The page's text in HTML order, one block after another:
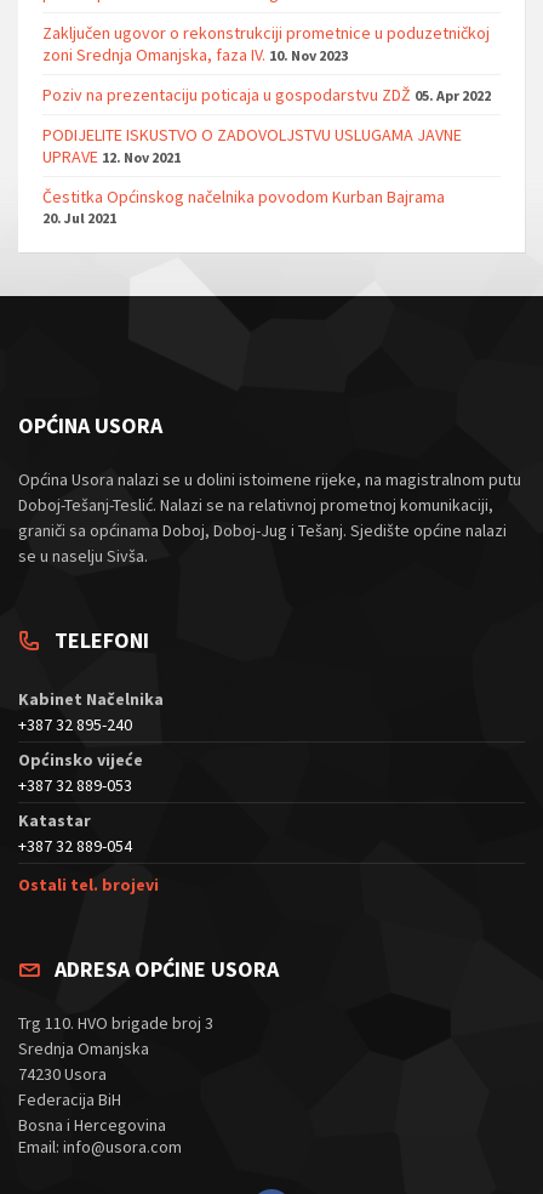
Zaključen ugovor o rekonstrukciji prometnice u poduzetničkoj
zoni Srednja Omanjska, faza IV. 10. Nov 2023
Poziv na prezentaciju poticaja u gospodarstvu ZDŽ 05. Apr 2022
PODIJELITE ISKUSTVO O ZADOVOLJSTVU USLUGAMA JAVNE
UPRAVE 12. Nov 2021
Čestitka Općinskog načelnika povodom Kurban Bajrama
20. Jul 2021
OPĆINA USORA
Općina Usora nalazi se u dolini istoimene rijeke, na magistralnom putu
Doboj-Tešanj-Teslić. Nalazi se na relativnoj prometnoj komunikaciji,
graniči sa općinama Doboj, Doboj-Jug i Tešanj. Sjedište općine nalazi
se u naselju Sivša.
TELEFONI
Kabinet Načelnika
+387 32 895-240
Općinsko vijeće
+387 32 889-053
Katastar
+387 32 889-054
Ostali tel. brojevi
ADRESA OPĆINE USORA
Trg 110. HVO brigade broj 3
Srednja Omanjska
74230 Usora
Federacija BiH
Bosna i Hercegovina
Email: info@usora.com